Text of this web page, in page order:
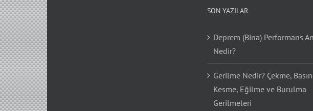
Nedir?
Gerilme Nedir? Çekme, Basınç,